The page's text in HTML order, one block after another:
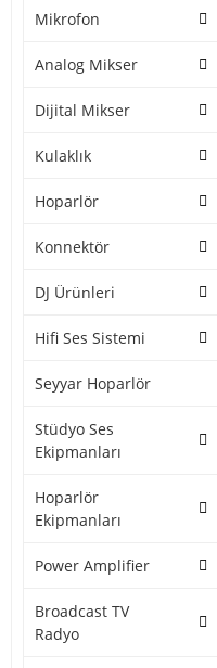
Mikrofon
Analog Mikser
Dijital Mikser
Kulaklık
Hoparlör
Konnektör
DJ Ürünleri
Hifi Ses Sistemi
Seyyar Hoparlör
Stüdyo Ses
Ekipmanları
Hoparlör
Ekipmanları
Power Amplifier
Broadcast TV
Radyo